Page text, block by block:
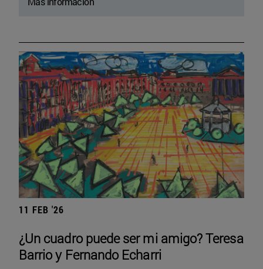
11 FEB '26
¿Un cuadro puede ser mi amigo? Teresa
Barrio y Fernando Echarri